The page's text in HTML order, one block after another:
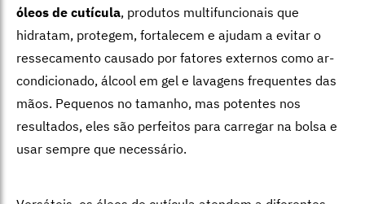
óleos de cutícula, produtos multifuncionais que
hidratam, protegem, fortalecem e ajudam a evitar o
ressecamento causado por fatores externos como ar-
condicionado, álcool em gel e lavagens frequentes das
mãos. Pequenos no tamanho, mas potentes nos
resultados, eles são perfeitos para carregar na bolsa e
usar sempre que necessário.